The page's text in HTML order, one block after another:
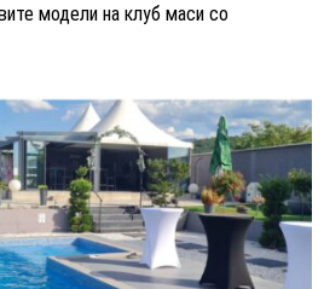
модели на клуб маси со